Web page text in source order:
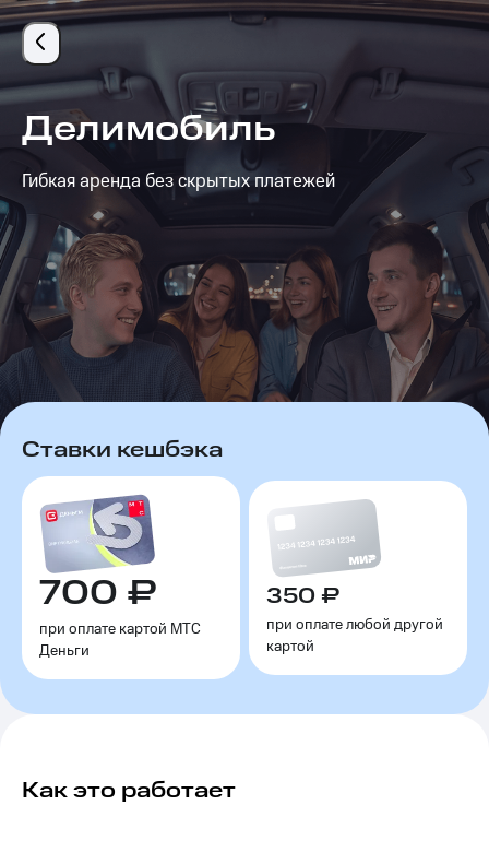
Делимобиль
Гибкая аренда без скрытых платежей
Ставки кешбэка
700 ₽
при оплате картой МТС
Деньги
350 ₽
при оплате любой другой
картой
Как это работает
Делимобиль – кэшбэк 700₽ от МТС Cashback